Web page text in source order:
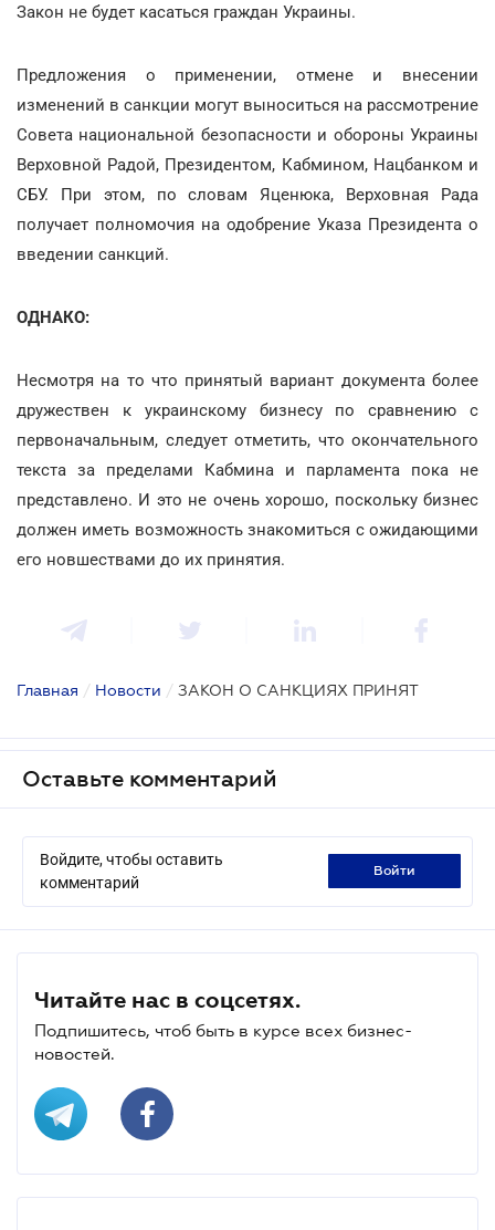
Закон не будет касаться граждан Украины.
Предложения о применении, отмене и внесении
изменений в санкции могут выноситься на рассмотрение
Совета национальной безопасности и обороны Украины
Верховной Радой, Президентом, Кабмином, Нацбанком и
СБУ. При этом, по словам Яценюка, Верховная Рада
получает полномочия на одобрение Указа Президента о
введении санкций.
ОДНАКО:
Несмотря на то что принятый вариант документа более
дружествен к украинскому бизнесу по сравнению с
первоначальным, следует отметить, что окончательного
текста за пределами Кабмина и парламента пока не
представлено. И это не очень хорошо, поскольку бизнес
должен иметь возможность знакомиться с ожидающими
его новшествами до их принятия.
Главная / Новости / ЗАКОН О САНКЦИЯХ ПРИНЯТ
Оставьте комментарий
Войдите, чтобы оставить
комментарий
войти
Читайте нас в соцсетях.
Подпишитесь, чтоб быть в курсе всех бизнес-
новостей.